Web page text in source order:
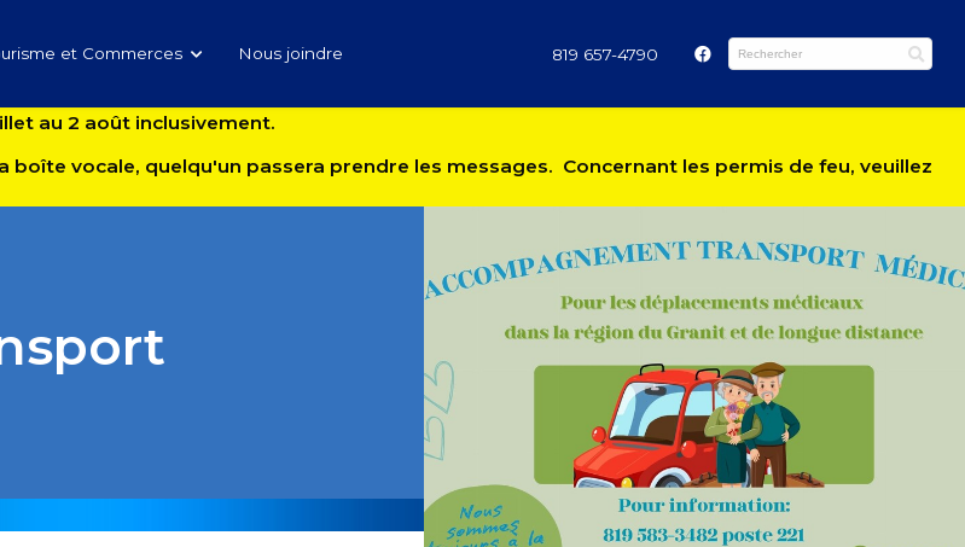
et Commerces Nous joindre 819 657-4790
au 2 août inclusivement.
vocale, quelqu'un passera prendre les messages. Concernant les permis de feu, veuillez